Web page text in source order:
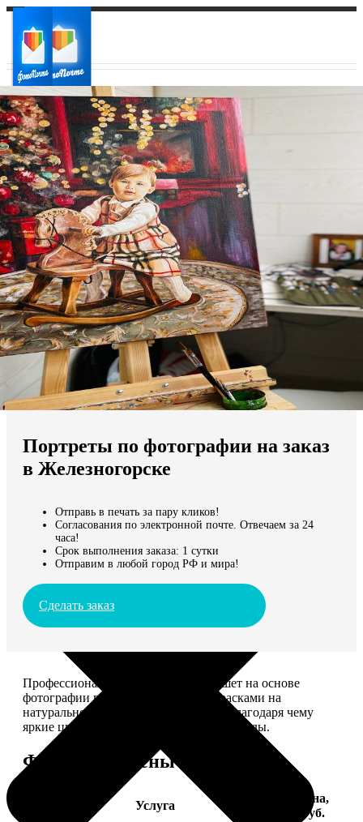
Ваш город:
Ваш регион доставки
Выберите из списка:
Мы доставляем по всему миру
Продолжить без города
Портреты по фотографии на заказ
в Железногорске
Отправь в печать за пару кликов!
Согласования по электронной почте. Отвечаем за 24
часа!
Срок выполнения заказа: 1 сутки
Отправим в любой город РФ и мира!
Сделать заказ
Профессиональный художник напишет на основе
фотографии портрет акриловыми красками на
натуральном холсте. Покроет лаком, благодаря чему
яркие цвета будут радовать вас долгие годы.
Форматы и цены
Услуга
Цена,
руб.